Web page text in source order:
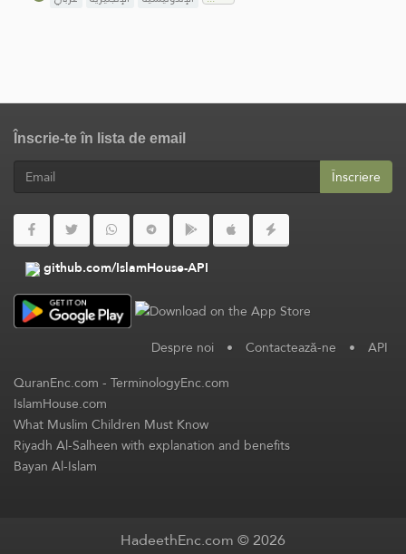
Înscrie-te în lista de email
Înscriere
github.com/IslamHouse-API
Despre noi • Contactează-ne • API
QuranEnc.com-TerminologyEnc.com
IslamHouse.com
What Muslim Children Must Know
Riyadh Al-Salheen with explanation and benefits
Bayan Al-Islam
HadeethEnc.com © 2026